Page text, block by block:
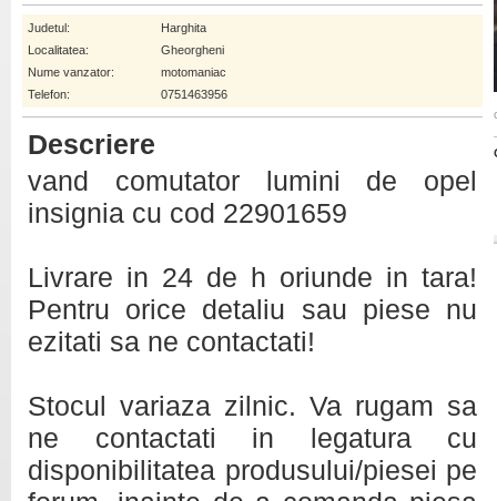
Judetul:
Harghita
Localitatea:
Gheorgheni
Nume vanzator:
motomaniac
Telefon:
0751463956
Descriere
vand comutator lumini de opel
insignia cu cod 22901659
Livrare in 24 de h oriunde in tara!
Pentru orice detaliu sau piese nu
ezitati sa ne contactati!
Stocul variaza zilnic. Va rugam sa
ne contactati in legatura cu
disponibilitatea produsului/piesei pe